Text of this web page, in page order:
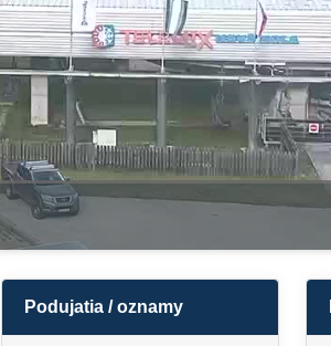
Podujatia / oznamy